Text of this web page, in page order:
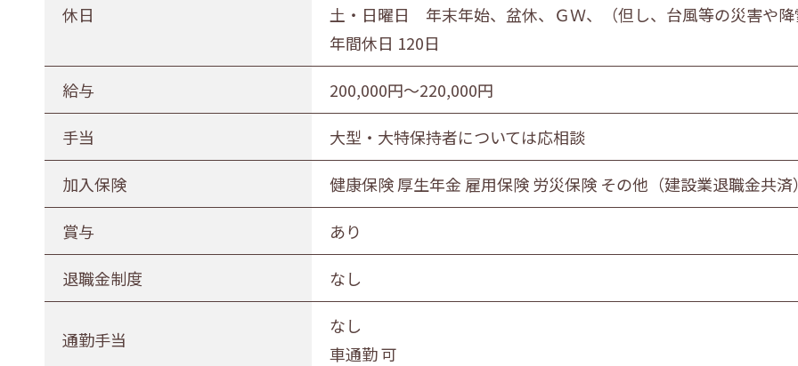
休日
土・日曜日 年末年始、盆休、ＧＷ、（但し、台風等の災害や降
年間休日 120日
給与 200,000円〜220,000円
手当 大型・大特保持者については応相談
加入保険 健康保険 厚生年金 雇用保険 労災保険 その他（建設業退職金共済）
賞与 あり
退職金制度 なし
通勤手当
なし
車通勤 可